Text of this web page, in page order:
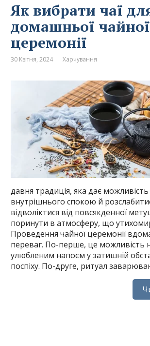
Як вибрати чаї
домашньої чайної
церемонії
30 Квітня, 2024 Харчування
давня традиція, яка дає
внутрішнього спокою й
відволіктися від повсякденної
поринути в атмосферу, що
Проведення чайної церемонії
переваг. По-перше, це можливість
улюбленим напоєм у затишній
поспіху. По-друге, ритуал